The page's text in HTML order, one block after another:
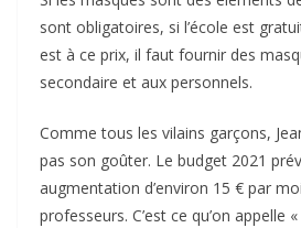
sont obligatoires, si l’école est
est à ce prix, il faut fournir des
secondaire et aux personnels.
Comme tous les vilains garçons,
pas son goûter. Le budget 2021
augmentation d’environ 15 € par
professeurs. C’est ce qu’on appelle